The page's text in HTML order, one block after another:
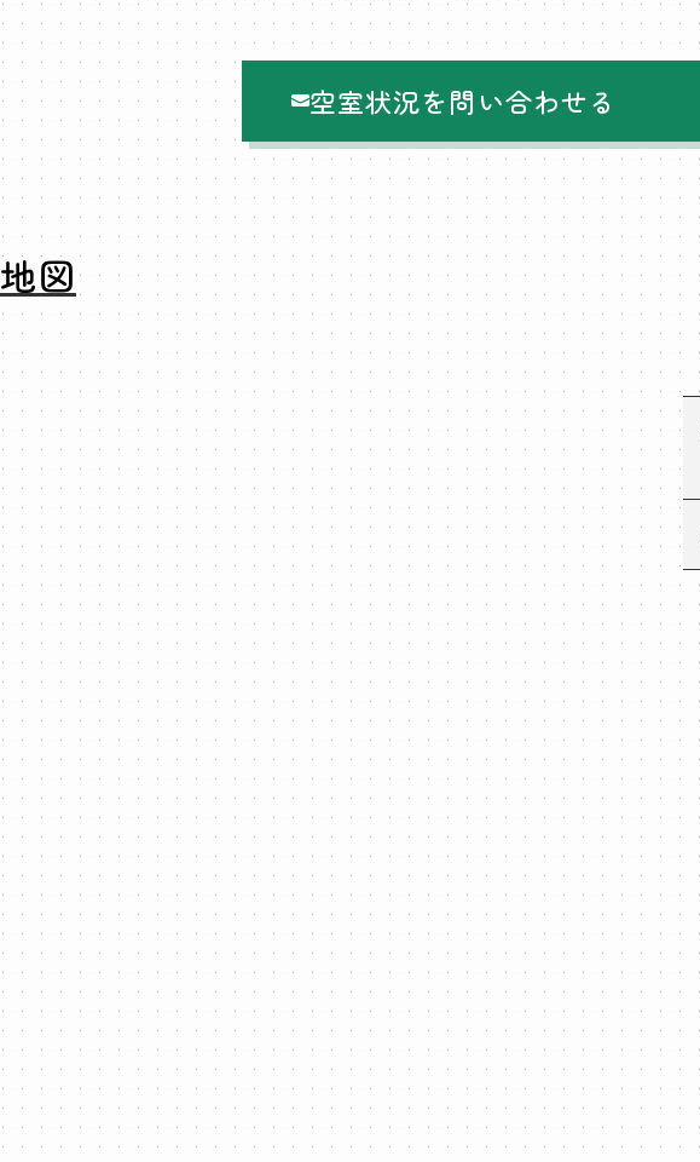
空室状況を問い合わせる
地図